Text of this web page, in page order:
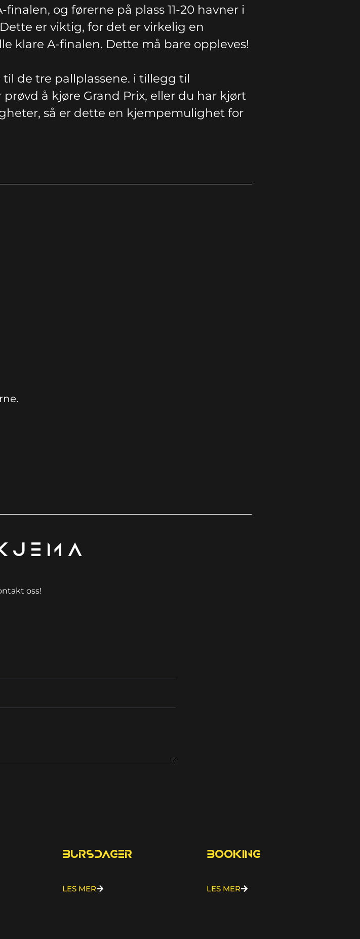
og førerne på plass 11-20 havner i
er viktig, for det er virkelig en
klare A-finalen. Dette må bare oppleves!
de tre pallplassene. i tillegg til
å kjøre Grand Prix, eller du har kjørt
så er dette en kjempemulighet for
oss!
bursdager
LES MER
booking
LES MER